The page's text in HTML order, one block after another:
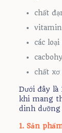
chất
vitamin
các
chất xơ
Dưới đây là
khi mang
dinh dưỡng
1. Sản